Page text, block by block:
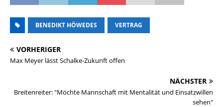
BENEDIKT HÖWEDES VERTRAG
VORHERIGER
Max Meyer lässt Schalke-Zukunft offen
NÄCHSTER
Breitenreiter: "Möchte Mannschaft mit Mentalität und Einsatzwillen
sehen"